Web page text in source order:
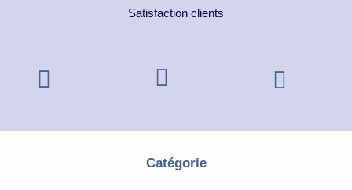
Satisfaction clients
Catégorie